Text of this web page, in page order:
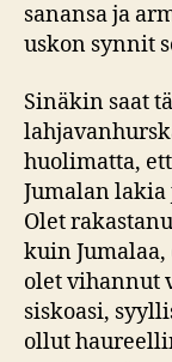
sanansa ja
uskon synnit
Sinäkin saat
huolimatta,
Jumalan lakia
Olet
kuin
olet vihannut
siskoasi,
ollut